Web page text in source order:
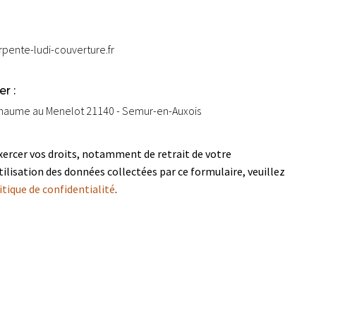
ludi-couverture.fr
:
au Menelot 21140 - Semur-en-Auxois
vos droits, notamment de retrait de votre
des données collectées par ce formulaire, veuillez
de confidentialité.